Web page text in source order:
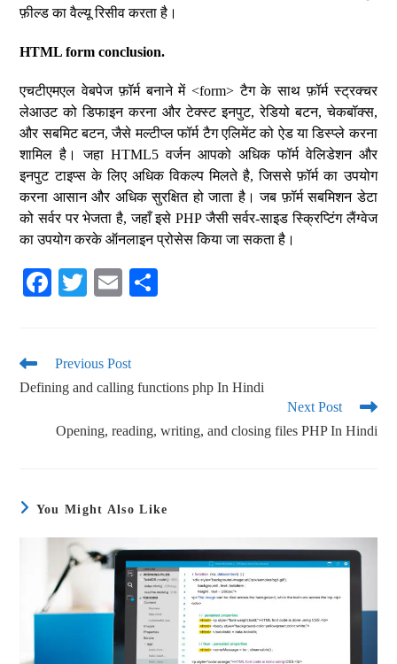
फ़ील्ड का वैल्यू रिसीव करता है।
HTML form conclusion.
एचटीएमएल वेबपेज फ़ॉर्म बनाने में <form> टैग के साथ फ़ॉर्म स्ट्रक्चर
लेआउट को डिफाइन करना और टेक्स्ट इनपुट, रेडियो बटन, चेकबॉक्स,
और सबमिट बटन, जैसे मल्टीप्ल फॉर्म टैग एलिमेंट को ऐड या डिस्प्ले करना
शामिल है। जहा HTML5 वर्जन आपको अधिक फॉर्म वेलिडेशन और
इनपुट टाइप्स के लिए अधिक विकल्प मिलते है, जिससे फ़ॉर्म का उपयोग
करना आसान और अधिक सुरक्षित हो जाता है। जब फ़ॉर्म सबमिशन डेटा
को सर्वर पर भेजता है, जहाँ इसे PHP जैसी सर्वर-साइड स्क्रिप्टिंग लैंग्वेज
का उपयोग करके ऑनलाइन प्रोसेस किया जा सकता है।
Fa
ok
T
r
E
Previous Post
Defining and calling functions php In Hindi
Next Post
Opening, reading, writing, and closing files PHP In Hindi
You Might Also Like